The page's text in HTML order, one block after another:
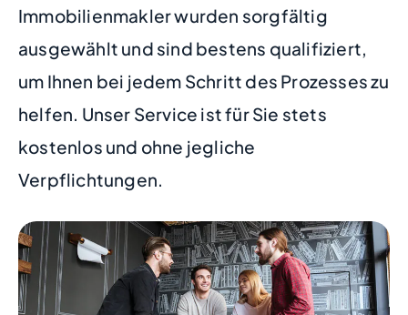
Immobilienmakler wurden sorgfältig
ausgewählt und sind bestens qualifiziert,
um Ihnen bei jedem Schritt des Prozesses zu
helfen. Unser Service ist für Sie stets
kostenlos und ohne jegliche
Verpflichtungen.